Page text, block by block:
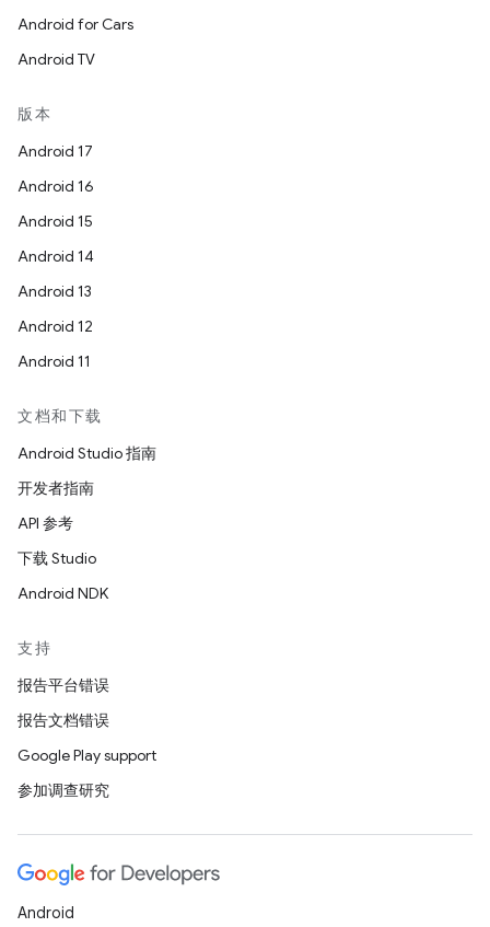
Android for Cars
Android TV
版本
Android 17
Android 16
Android 15
Android 14
Android 13
Android 12
Android 11
文档和下载
Android Studio 指南
开发者指南
API 参考
下载 Studio
Android NDK
支持
报告平台错误
报告文档错误
Google Play support
参加调查研究
Android